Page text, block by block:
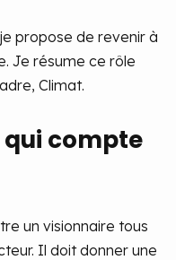
propose de revenir à
Je résume ce rôle
Climat.
qui compte
un visionnaire tous
Il doit donner une